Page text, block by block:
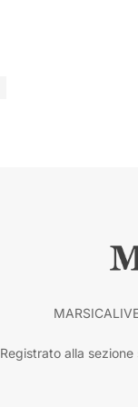
Registrato alla